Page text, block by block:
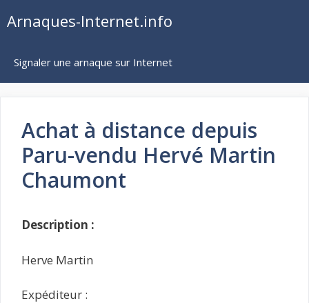
auArnaques-Internet.info
Signaler une arnaque sur Internet
Achat à distance depuis
Paru-vendu Hervé Martin
Chaumont
Description :
Herve Martin
Expéditeur :